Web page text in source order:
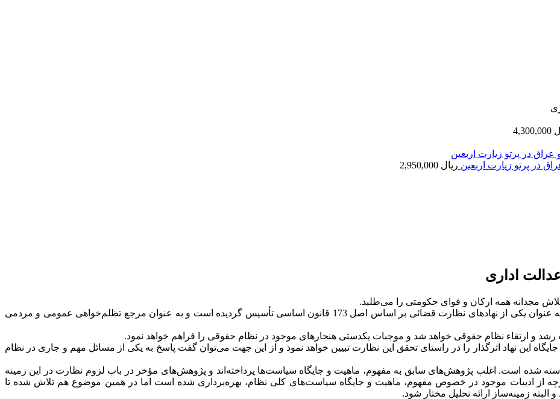
در پرتو زیارت اربعین ریال
اداری
مجدانه همه ارکان و قوای حکومتی را می‌طلبد.
یکی از انواع نظارت، نظارت قضائی است. دیوان عدالت اداری به عنوان یکی از نهادهای نظارت قضائی بر اساس اصل 173 قانون اساسی تأسیس گردیده است و به عنوان مرجع تظلم‌خواهی عمومی و مردمی
رشد و ارتقاء نظام حقوقی خواهد شد و موجبات یکدستی هنجارهای موجود در نظام حقوقی را فراهم خواهد نمود.
این نهاد اثرگذار را در راستای تحقق این نظارت تبیین خواهد نمود و از این جهت می‌توان گفت پاسخ به یکی از مسائل مهم و جاری در نظام
شده است. اغلب پژوهش‌های سابق به مفهوم، ماهیت و جایگاه سیاست‌ها پرداخته‌اند و پژوهش‌های مؤخر در باب لزوم نظارت در این زمینه
از ادبیات موجود در خصوص مفهوم، ماهیت و جایگاه سیاست‌های کلی نظام، بهره‌برداری شده است اما در همین موضوع هم تلاش شده تا
البته زمینه‌ساز ارائه تحلیل مختار شود.